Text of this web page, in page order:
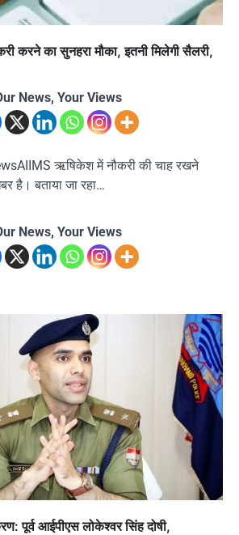
करने का सुनहरा मौका, इतनी मिलेगी सैलरी,
News, Your Views
ऋषिकेश में नौकरी की चाह रखने
है। बताया जा रहा…
News, Your Views
पूर्व आईपीएस लोकेश्वर सिंह दोषी,